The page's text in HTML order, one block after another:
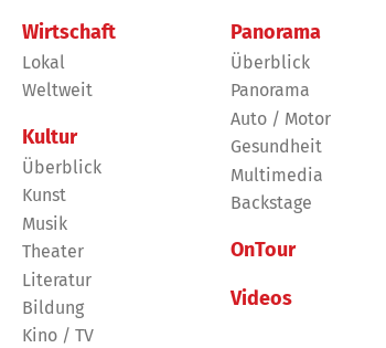
Wirtschaft
Lokal
Weltweit
Kultur
Überblick
Kunst
Musik
Theater
Literatur
Bildung
Kino / TV
Panorama
Überblick
Panorama
Auto / Motor
Gesundheit
Multimedia
Backstage
OnTour
Videos